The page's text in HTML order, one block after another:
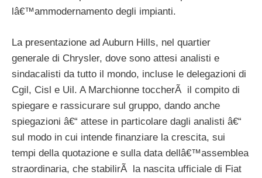
lâ€™ammodernamento degli impianti.
La presentazione ad Auburn Hills, nel quartier
generale di Chrysler, dove sono attesi analisti e
sindacalisti da tutto il mondo, incluse le delegazioni di
Cgil, Cisl e Uil. A Marchionne toccherÃ il compito di
spiegare e rassicurare sul gruppo, dando anche
spiegazioni â€“ attese in particolare dagli analisti â€“
sul modo in cui intende finanziare la crescita, sui
tempi della quotazione e sulla data dellâ€™assemblea
straordinaria, che stabilirÃ la nascita ufficiale di Fiat